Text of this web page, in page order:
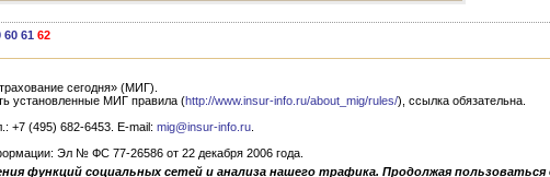
60 61 62
сегодня» (МИГ).
установленные МИГ правила (http://www.insur-info.ru/about_mig/rules/), ссылка обязательна.
+7 (495) 682-6453. E-mail: mig@insur-info.ru
Эл № ФС 77-26586 от 22 декабря 2006 года.
функций социальных сетей и анализа нашего трафика. Продолжая